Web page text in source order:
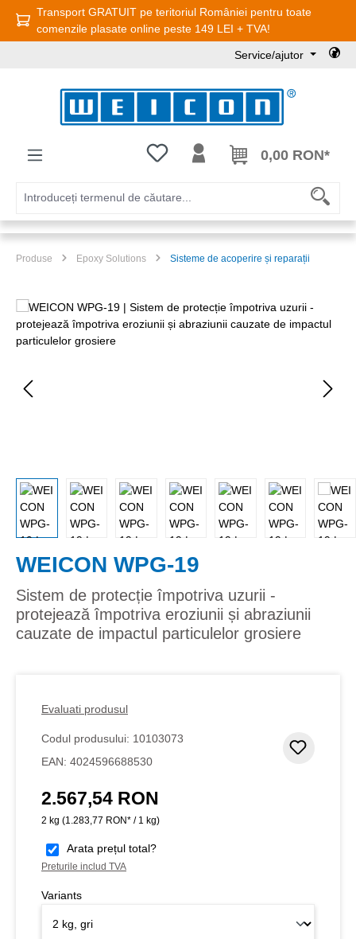
Sari la conținutul principal
Transport GRATUIT pe teritoriul României pentru toate
comenzile plasate online peste 149 LEI + TVA!
Service/ajutor
Aveți 0 articole din lista de dorințe
0,00 RON*
Produse Epoxy Solutions Sisteme de acoperire și reparații
Sari peste galeria de imagini
WEICON WPG-19
Sistem de protecție împotriva uzurii -
protejează împotriva eroziunii și abraziunii
cauzate de impactul particulelor grosiere
Evaluati produsul
Codul produsului: 10103073
EAN: 4024596688530
Preț obișnuit:
2.567,54 RON
2 kg (1.283,77 RON* / 1 kg)
Arata prețul total?
Preturile includ TVA
Variants